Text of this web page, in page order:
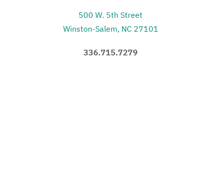
500 W. 5th Street
Winston-Salem, NC 27101
336.715.7279